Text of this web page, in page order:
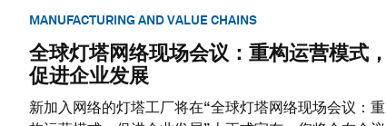
MANUFACTURING AND VALUE CHAINS
全球灯塔网络现场会议：重构运营模式，
促进企业发展
新加入网络的灯塔工厂将在“全球灯塔网络现场会议：重